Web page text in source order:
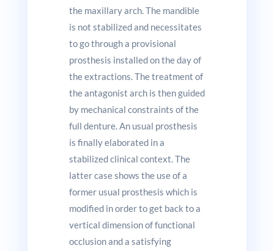
the maxillary arch. The mandible
is not stabilized and necessitates
to go through a provisional
prosthesis installed on the day of
the extractions. The treatment of
the antagonist arch is then guided
by mechanical constraints of the
full denture. An usual prosthesis
is finally elaborated in a
stabilized clinical context. The
latter case shows the use of a
former usual prosthesis which is
modified in order to get back to a
vertical dimension of functional
occlusion and a satisfying